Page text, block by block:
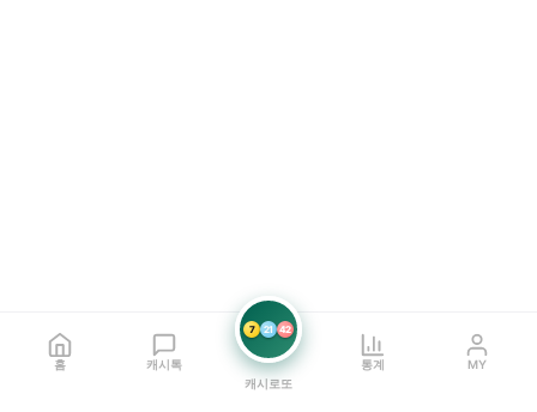
홈 캐시톡
7 21 42
캐시로또
통계 MY